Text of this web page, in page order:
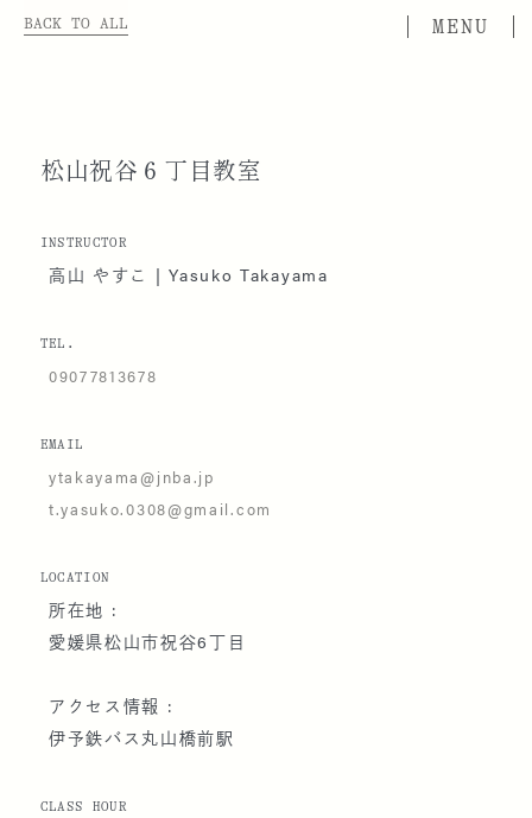
BACK TO ALL
松山祝谷６丁目教室
INSTRUCTOR
高山 やすこ | Yasuko Takayama
TEL.
09077813678
EMAIL
ytakayama@jnba.jp
t.yasuko.0308@gmail.com
LOCATION
所在地 :
愛媛県松山市祝谷6丁目
アクセス情報 :
伊予鉄バス丸山橋前駅
CLASS HOUR